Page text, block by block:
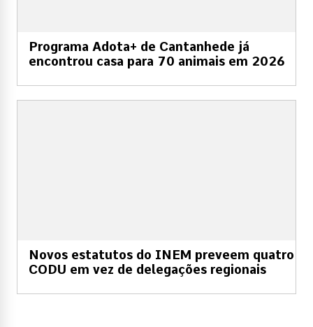
Programa Adota+ de Cantanhede já
encontrou casa para 70 animais em 2026
Novos estatutos do INEM preveem quatro
CODU em vez de delegações regionais